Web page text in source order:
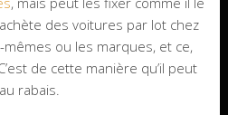
des voitures par lot chez
ou les marques, et ce,
de cette manière qu’il peut
rabais.